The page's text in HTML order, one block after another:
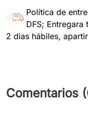
Política de
DFS;
2 dias hábiles,
Comentarios